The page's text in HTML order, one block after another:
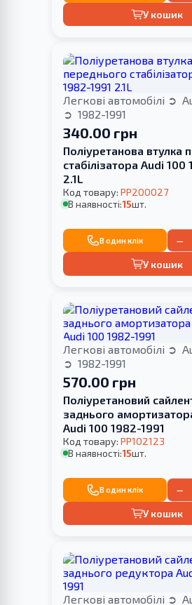
У кошик
Легкові автомобілі
1982-1991
340.00 грн
Поліуретанова втулка
стабілізатора Audi 100
2.1L
Код товару: PP200027
В наявності:15шт.
В один клік −
У кошик
Легкові автомобілі
1982-1991
570.00 грн
Поліуретановий
заднього
Audi 100 1982-1991
Код товару: PP102123
В наявності:15шт.
В один клік −
У кошик
Легкові автомобілі